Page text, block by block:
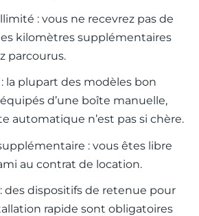
: vous ne recevrez pas de
kilomètres supplémentaires
parcourus.
la plupart des modèles bon
d’une boîte manuelle,
automatique n’est pas si chère.
: vous êtes libre
au contrat de location.
des dispositifs de retenue pour
rapide sont obligatoires